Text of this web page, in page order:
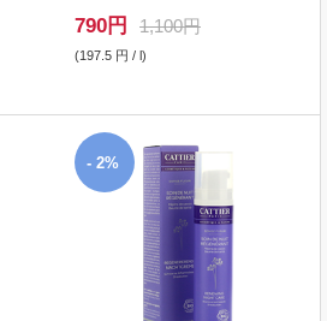
790円 1,100円
(197.5 円 / l)
- 2%